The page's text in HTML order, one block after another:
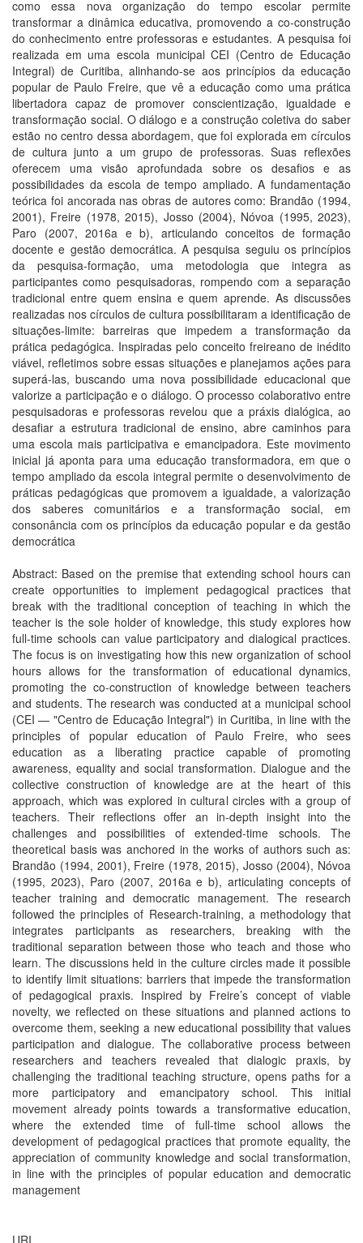
como essa nova organização do tempo escolar permite
transformar a dinâmica educativa, promovendo a co-construção
do conhecimento entre professoras e estudantes. A pesquisa foi
realizada em uma escola municipal CEI (Centro de Educação
Integral) de Curitiba, alinhando-se aos princípios da educação
popular de Paulo Freire, que vê a educação como uma prática
libertadora capaz de promover conscientização, igualdade e
transformação social. O diálogo e a construção coletiva do saber
estão no centro dessa abordagem, que foi explorada em círculos
de cultura junto a um grupo de professoras. Suas reflexões
oferecem uma visão aprofundada sobre os desafios e as
possibilidades da escola de tempo ampliado. A fundamentação
teórica foi ancorada nas obras de autores como: Brandão (1994,
2001), Freire (1978, 2015), Josso (2004), Nóvoa (1995, 2023),
Paro (2007, 2016a e b), articulando conceitos de formação
docente e gestão democrática. A pesquisa seguiu os princípios
da pesquisa-formação, uma metodologia que integra as
participantes como pesquisadoras, rompendo com a separação
tradicional entre quem ensina e quem aprende. As discussões
realizadas nos círculos de cultura possibilitaram a identificação de
situações-limite: barreiras que impedem a transformação da
prática pedagógica. Inspiradas pelo conceito freireano de inédito
viável, refletimos sobre essas situações e planejamos ações para
superá-las, buscando uma nova possibilidade educacional que
valorize a participação e o diálogo. O processo colaborativo entre
pesquisadoras e professoras revelou que a práxis dialógica, ao
desafiar a estrutura tradicional de ensino, abre caminhos para
uma escola mais participativa e emancipadora. Este movimento
inicial já aponta para uma educação transformadora, em que o
tempo ampliado da escola integral permite o desenvolvimento de
práticas pedagógicas que promovem a igualdade, a valorização
dos saberes comunitários e a transformação social, em
consonância com os princípios da educação popular e da gestão
democrática
Abstract: Based on the premise that extending school hours can
create opportunities to implement pedagogical practices that
break with the traditional conception of teaching in which the
teacher is the sole holder of knowledge, this study explores how
full-time schools can value participatory and dialogical practices.
The focus is on investigating how this new organization of school
hours allows for the transformation of educational dynamics,
promoting the co-construction of knowledge between teachers
and students. The research was conducted at a municipal school
(CEI — "Centro de Educação Integral") in Curitiba, in line with the
principles of popular education of Paulo Freire, who sees
education as a liberating practice capable of promoting
awareness, equality and social transformation. Dialogue and the
collective construction of knowledge are at the heart of this
approach, which was explored in cultural circles with a group of
teachers. Their reflections offer an in-depth insight into the
challenges and possibilities of extended-time schools. The
theoretical basis was anchored in the works of authors such as:
Brandão (1994, 2001), Freire (1978, 2015), Josso (2004), Nóvoa
(1995, 2023), Paro (2007, 2016a e b), articulating concepts of
teacher training and democratic management. The research
followed the principles of Research-training, a methodology that
integrates participants as researchers, breaking with the
traditional separation between those who teach and those who
learn. The discussions held in the culture circles made it possible
to identify limit situations: barriers that impede the transformation
of pedagogical praxis. Inspired by Freire’s concept of viable
novelty, we reflected on these situations and planned actions to
overcome them, seeking a new educational possibility that values
participation and dialogue. The collaborative process between
researchers and teachers revealed that dialogic praxis, by
challenging the traditional teaching structure, opens paths for a
more participatory and emancipatory school. This initial
movement already points towards a transformative education,
where the extended time of full-time school allows the
development of pedagogical practices that promote equality, the
appreciation of community knowledge and social transformation,
in line with the principles of popular education and democratic
management
URI